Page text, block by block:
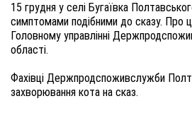
15 грудня у селі Бугаївка
симптомами подібними до сказу. Про
Головному управлінні
області.
Фахівці Держпродспоживслужби
захворювання кота на сказ.